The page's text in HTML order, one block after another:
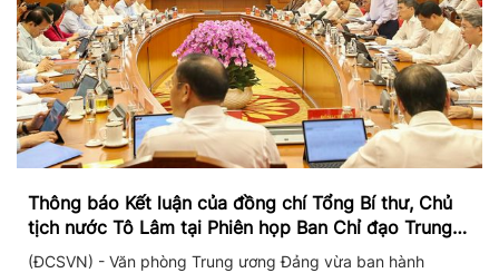
Thông báo Kết luận của đồng chí Tổng Bí thư, Chủ
tịch nước Tô Lâm tại Phiên họp Ban Chỉ đạo Trung
ương thực hiện Nghị quyết 57
(ĐCSVN) - Văn phòng Trung ương Đảng vừa ban hành